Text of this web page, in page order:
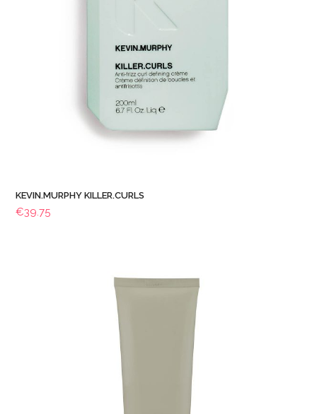
KEVIN.MURPHY KILLER.CURLS
€39.75